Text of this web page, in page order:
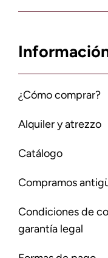
¿Cómo comprar?
Alquiler y atrezzo
Catálogo
Compramos
Condiciones de
garantía legal